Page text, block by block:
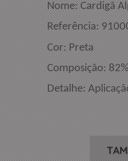
Nome:Cardigã
Composição:
Detalhe: